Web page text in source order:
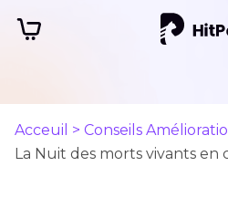
Acceuil > Conseils
La Nuit des morts vivants en